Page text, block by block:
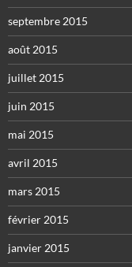
septembre 2015
août 2015
juillet 2015
juin 2015
mai 2015
avril 2015
mars 2015
février 2015
janvier 2015